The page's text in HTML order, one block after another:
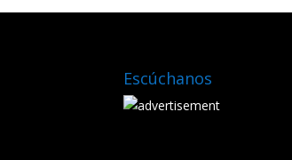
Escúchanos